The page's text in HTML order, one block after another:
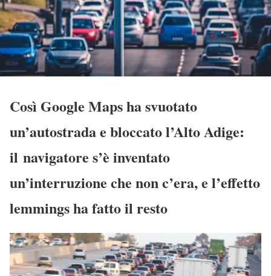
Così Google Maps ha svuotato
un’autostrada e bloccato l’Alto Adige:
il navigatore s’è inventato
un’interruzione che non c’era, e l’effetto
lemmings ha fatto il resto